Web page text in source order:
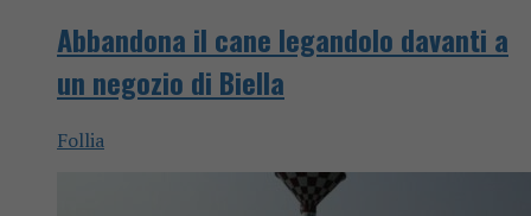
Abbandona il cane legandolo davanti a
un negozio di Biella
Follia